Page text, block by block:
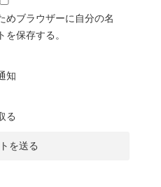
めブラウザーに自分の名
保存する。
知
る